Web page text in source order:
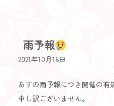
雨予報
2021年10月16日
あすの雨予報につき開催の有
申し訳ございません。